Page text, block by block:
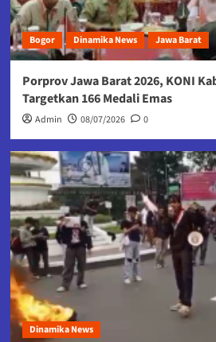
Bogor Dinamika News Jawa Barat
Porprov Jawa Barat 2026, KONI
Targetkan 166 Medali Emas
Admin 08/07/2026 0
Dinamika News